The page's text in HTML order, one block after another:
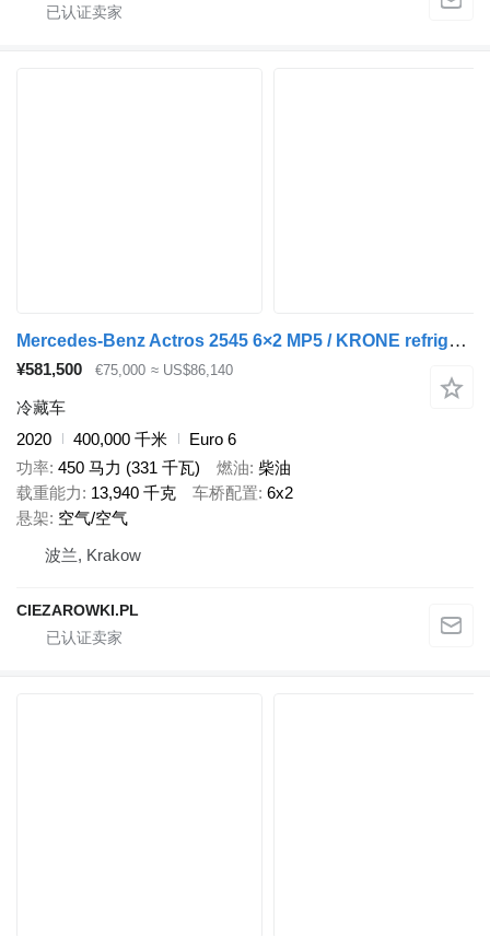
Mercedes-Benz Actros 2545 6×2 MP5 / KRONE refrigerator 18 EPAL / Carrier Supra
¥581,500 €75,000 ≈ US$86,140
冷藏车
2020
400,000 千米
Euro 6
功率 450 马力 (331 千瓦) 燃油 柴油
载重能力
13,940 千克 车桥配置 6x2
悬架 空气/空气
波兰, Krakow
CIEZAROWKI.PL